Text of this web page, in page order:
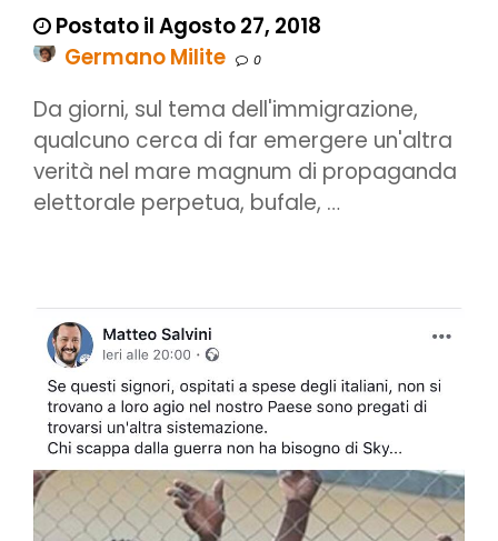
Postato il Agosto 27, 2018
Germano Milite
0
Da giorni, sul tema dell'immigrazione,
qualcuno cerca di far emergere un'altra
verità nel mare magnum di propaganda
elettorale perpetua, bufale, …